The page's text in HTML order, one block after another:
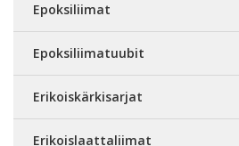
Epoksiliimat
Epoksiliimatuubit
Erikoiskärkisarjat
Erikoislaattaliimat